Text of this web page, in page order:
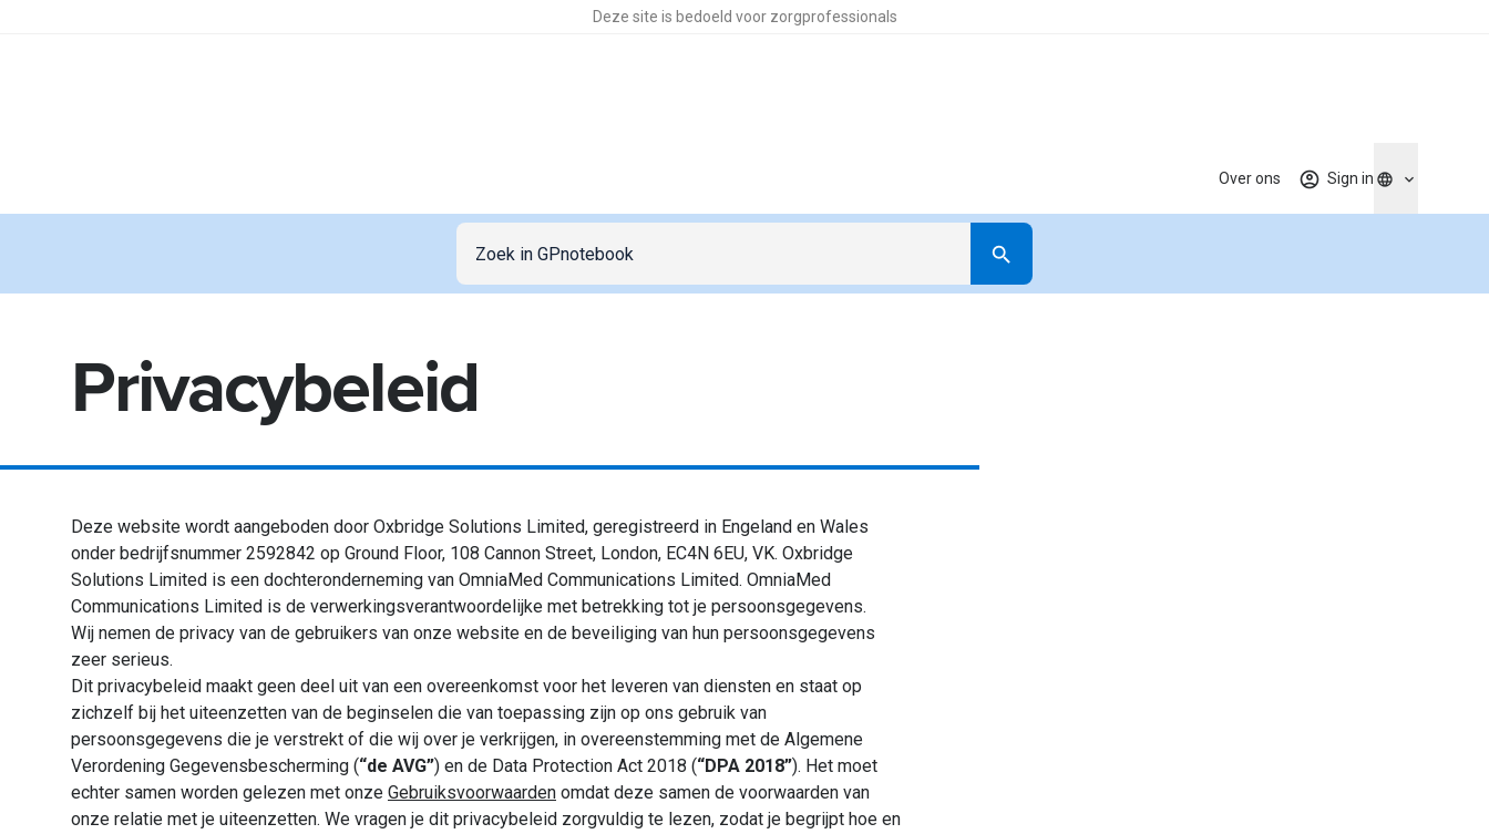
Deze site is bedoeld voor zorgprofessionals
Over ons Sign in
Privacybeleid
Deze website wordt aangeboden door Oxbridge Solutions Limited, geregistreerd in Engeland en Wales
onder bedrijfsnummer 2592842 op Ground Floor, 108 Cannon Street, London, EC4N 6EU, VK. Oxbridge
Solutions Limited is een dochteronderneming van OmniaMed Communications Limited. OmniaMed
Communications Limited is de verwerkingsverantwoordelijke met betrekking tot je persoonsgegevens.
Wij nemen de privacy van de gebruikers van onze website en de beveiliging van hun persoonsgegevens
zeer serieus.
Dit privacybeleid maakt geen deel uit van een overeenkomst voor het leveren van diensten en staat op
zichzelf bij het uiteenzetten van de beginselen die van toepassing zijn op ons gebruik van
persoonsgegevens die je verstrekt of die wij over je verkrijgen, in overeenstemming met de Algemene
Verordening Gegevensbescherming (“de AVG”) en de Data Protection Act 2018 (“DPA 2018”). Het moet
echter samen worden gelezen met onze Gebruiksvoorwaarden omdat deze samen de voorwaarden van
onze relatie met je uiteenzetten. We vragen je dit privacybeleid zorgvuldig te lezen, zodat je begrijpt hoe en